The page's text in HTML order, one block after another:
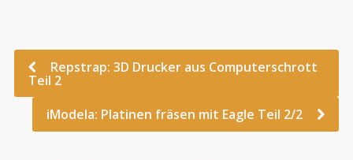
Repstrap: 3D Drucker aus Computerschrott
Teil 2
iModela: Platinen fräsen mit Eagle Teil 2/2